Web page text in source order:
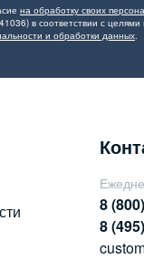
на обработку своих
в соответствии с
и обработки данных.
8
8